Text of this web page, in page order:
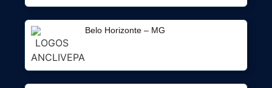
Belo Horizonte – MG